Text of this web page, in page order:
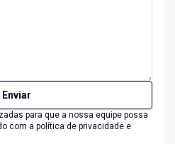
Enviar
para que a nossa equipe possa
com a política de privacidade e